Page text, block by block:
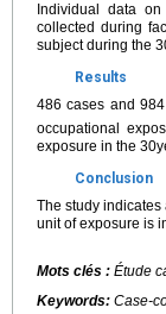
Individual data
collected during
subject during the
Results
486 cases and
occupational
exposure in the
Conclusion
The study
unit of exposure is
Mots clés : Étude
Keywords: Case-